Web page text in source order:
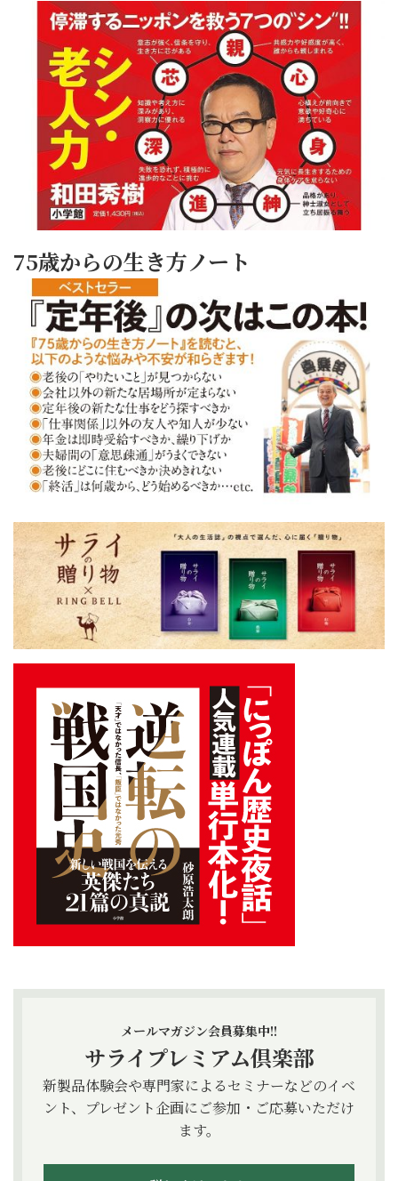
75歳からの生き方ノート
メールマガジン会員募集中!!
サライプレミアム倶楽部
新製品体験会や専門家によるセミナーなどのイベ
ント、プレゼント企画にご参加・ご応募いただけ
ます。